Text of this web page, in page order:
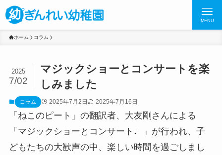
MENU
ホーム コラム
マジックショーとコンサートを楽
しみました
2025
7/02
コラム 2025年7月2日 2025年7月16日
「ねこのピート」の翻訳者、大友剛さんによる
「マジックショーとコンサート♩」が行われ、子
どもたちの大歓声の中、楽しい時間を過ごしまし